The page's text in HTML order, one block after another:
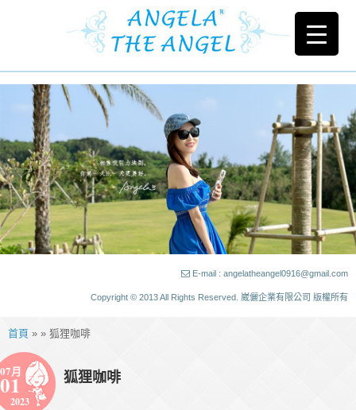
E-mail : angelatheangel0916@gmail.com
Copyright © 2013 All Rights Reserved. 崴儷企業有限公司 版權所有
首頁 » » 狐狸咖啡
07月
01
2023
狐狸咖啡